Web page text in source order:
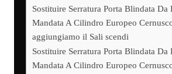
Sostituire Serratura Porta Blindata Da
Mandata A Cilindro Europeo
aggiungiamo il Sali scendi
Sostituire Serratura Porta Blindata Da
Mandata A Cilindro Europeo